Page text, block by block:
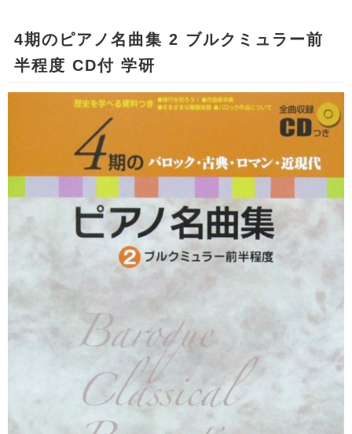
4期のピアノ名曲集 2 ブルクミュラー前
半程度 CD付 学研